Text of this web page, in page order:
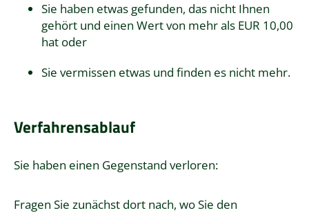
Sie haben etwas gefunden, das nicht Ihnen
gehört und einen Wert von mehr als EUR 10,00
hat oder
Sie vermissen etwas und finden es nicht mehr.
Verfahrensablauf
Sie haben einen Gegenstand verloren:
Fragen Sie zunächst dort nach, wo Sie den